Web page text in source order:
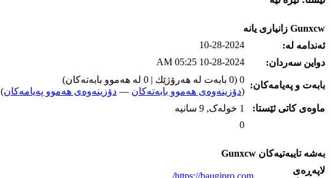
Gunxcw زانیاری یانه‌
ئه‌ندامه‌ له‌:
10-28-2024
دواین سه‌ردان:
10-28-2024 05:25 AM
بابه‌ت و په‌یامه‌کان:
0 (0 بابه‌ت له‌ هه‌رۆژێك | 0 له‌ هه‌موو بابه‌ته‌كان)
(دۆزینه‌وه‌ی هه‌موو بابه‌ته‌کان — دۆزینه‌وه‌ی هه‌موو په‌یامه‌کان)
ماوه‌ی كاتی ئێستا:
1 خوله‌ک, 9 سانیه‌
0
به‌شه‌ تایبه‌تیه‌کان Gunxcw
لاپه‌ڕه‌ی
https://baugipro.com/